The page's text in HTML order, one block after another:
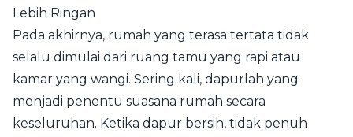
Lebih Ringan
Pada akhirnya, rumah yang terasa tertata tidak
selalu dimulai dari ruang tamu yang rapi atau
kamar yang wangi. Sering kali, dapurlah yang
menjadi penentu suasana rumah secara
keseluruhan. Ketika dapur bersih, tidak penuh